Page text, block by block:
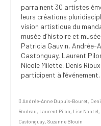
parrainent 30 artistes
leurs créations
vision artistique du
musée d’histoire et
Patricia Gauvin, Andrée-
Castonguay, Laurent
Nicole Milette, Denis
participent à l’événement.
Andrée-Anne Dupuis-Bouret,
Rouleau, Laurent Pilon, Lise Nantel,
Castonguay, Suzanne Blouin